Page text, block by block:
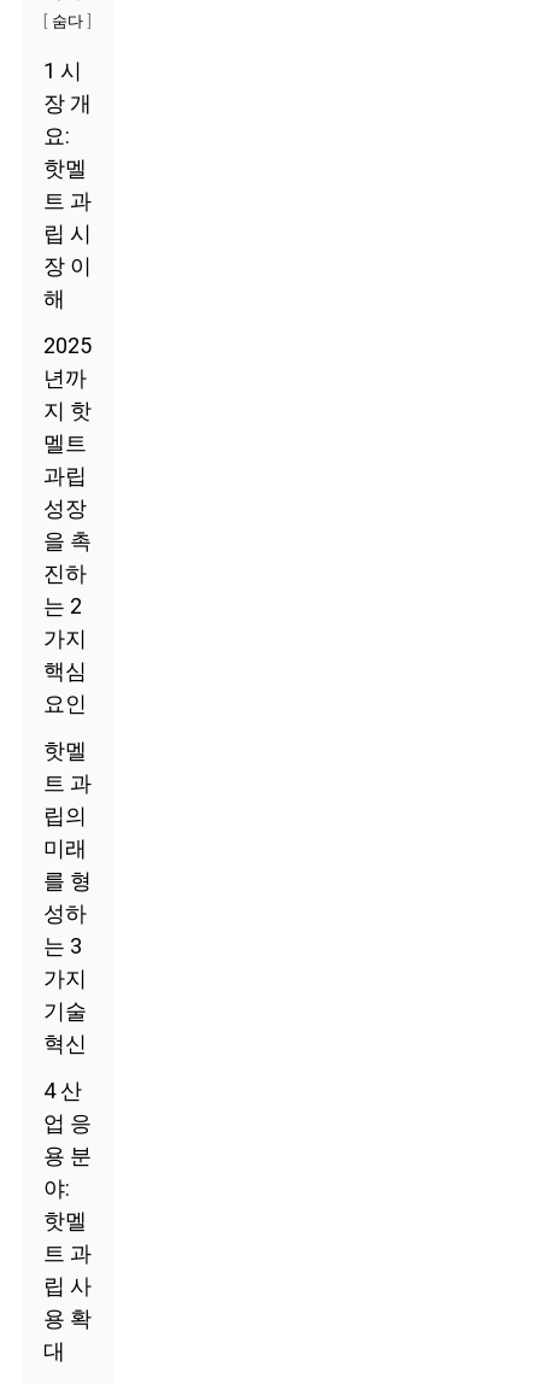
숨다
1 시
장 개
요:
핫멜
트 과
립 시
장 이
해
2025
년까
지 핫
멜트
과립
성장
을 촉
진하
는 2
가지
핵심
요인
핫멜
트 과
립의
미래
를 형
성하
는 3
가지
기술
혁신
4 산
업 응
용 분
야:
핫멜
트 과
립 사
용 확
대